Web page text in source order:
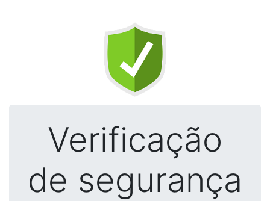
Verificação
de segurança